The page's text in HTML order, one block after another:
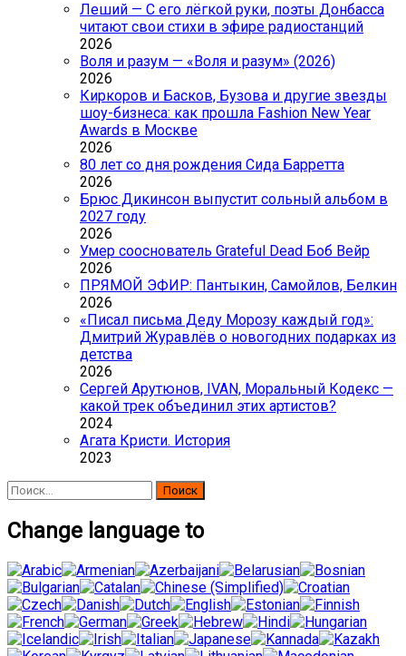
Леший — С его лёгкой руки, поэты Донбасса
читают свои стихи в эфире радиостанций
2026
Воля и разум — «Воля и разум» (2026)
2026
Киркоров и Басков, Бузова и другие звезды
шоу-бизнеса: как прошла Fashion New Year
Awards в Москве
2026
80 лет со дня рождения Сида Барретта
2026
Брюс Дикинсон выпустит сольный альбом в
2027 году
2026
Умер сооснователь Grateful Dead Боб Вейр
2026
ПРЯМОЙ ЭФИР: Пантыкин, Самойлов, Белкин
2026
«Писал письма Деду Морозу каждый год»:
Дмитрий Журавлёв о новогодних подарках из
детства
2026
Сергей Арутюнов, IVAN, Моральный Кодекс —
какой трек объединил этих артистов?
2024
Агата Кристи. История
2023
Найти:
Change language to